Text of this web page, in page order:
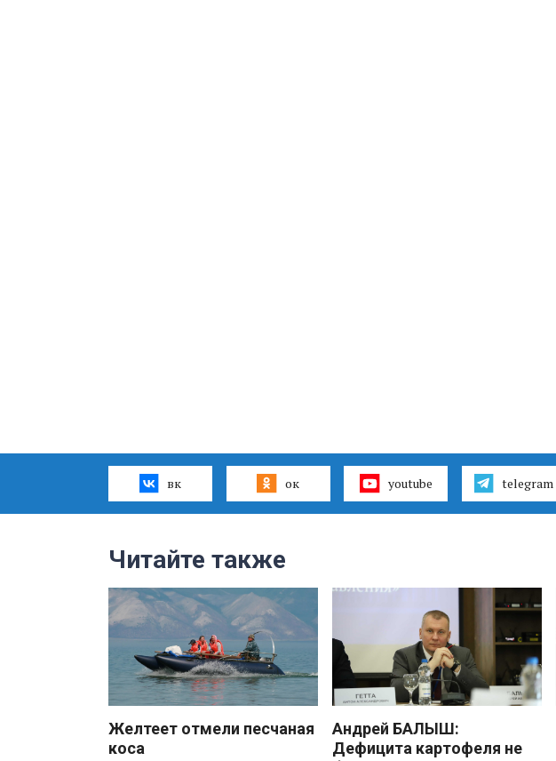
вк ок youtube telegram
Читайте также
Желтеет отмели песчаная
коса
Андрей БАЛЫШ:
Дефицита картофеля не